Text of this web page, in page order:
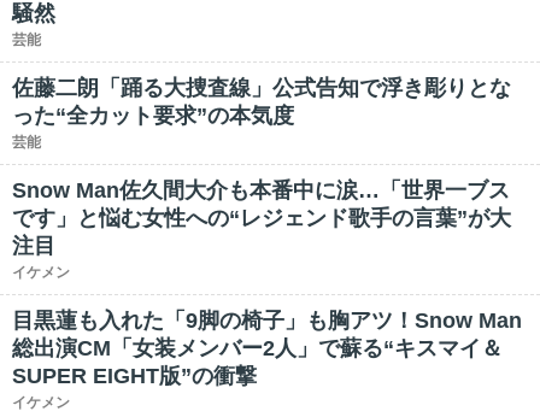
騒然
芸能
佐藤二朗「踊る大捜査線」公式告知で浮き彫りとな
った“全カット要求”の本気度
芸能
Snow Man佐久間大介も本番中に涙…「世界一ブス
です」と悩む女性への“レジェンド歌手の言葉”が大
注目
イケメン
目黒蓮も入れた「9脚の椅子」も胸アツ！Snow Man
総出演CM「女装メンバー2人」で蘇る“キスマイ＆
SUPER EIGHT版”の衝撃
イケメン